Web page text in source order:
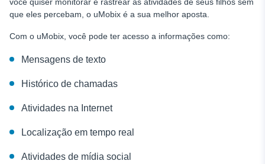
que eles percebam, o uMobix é a sua melhor aposta.
Com o uMobix, você pode ter acesso a informações como:
Mensagens de texto
Histórico de chamadas
Atividades na Internet
Localização em tempo real
Atividades de mídia social